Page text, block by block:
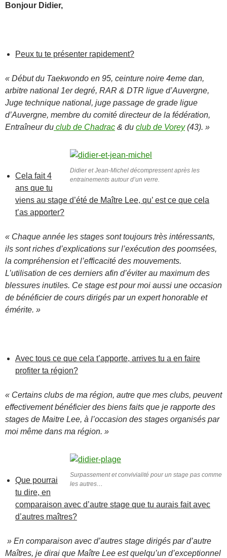
Bonjour Didier,
Peux tu te présenter rapidement?
« Début du Taekwondo en 95, ceinture noire 4eme dan,
arbitre national 1er degré, RAR & DTR ligue d’Auvergne,
Juge technique national, juge passage de grade ligue
d’Auvergne, membre du comité directeur de la fédération,
Entraîneur du club de Chadrac & du club de Vorey(43). »
Didier et Jean-Michel décompressent après les
entrainements autour d’un verre.
Cela fait 4
ans que tu
viens au stage d’été de Maître Lee, qu’ est ce que cela
t’as apporter?
« Chaque année les stages sont toujours très intéressants,
ils sont riches d’explications sur l’exécution des poomsées,
la compréhension et l’efficacité des mouvements.
L’utilisation de ces derniers afin d’éviter au maximum des
blessures inutiles. Ce stage est pour moi aussi une occasion
de bénéficier de cours dirigés par un expert honorable et
émérite. »
Avec tous ce que cela t’apporte, arrives tu a en faire
profiter ta région?
« Certains clubs de ma région, autre que mes clubs, peuvent
effectivement bénéficier des biens faits que je rapporte des
stages de Maitre Lee, à l’occasion des stages organisés par
moi même dans ma région. »
Surpassement et convivialité pour un stage pas comme
les autres…
Que pourrai
tu dire, en
comparaison avec d’autre stage que tu aurais fait avec
d’autres maîtres?
» En comparaison avec d’autres stage dirigés par d’autre
Maîtres, je dirai que Maître Lee est quelqu’un d’exceptionnel